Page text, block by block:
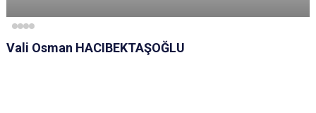
Vali Osman HACIBEKTAŞOĞLU